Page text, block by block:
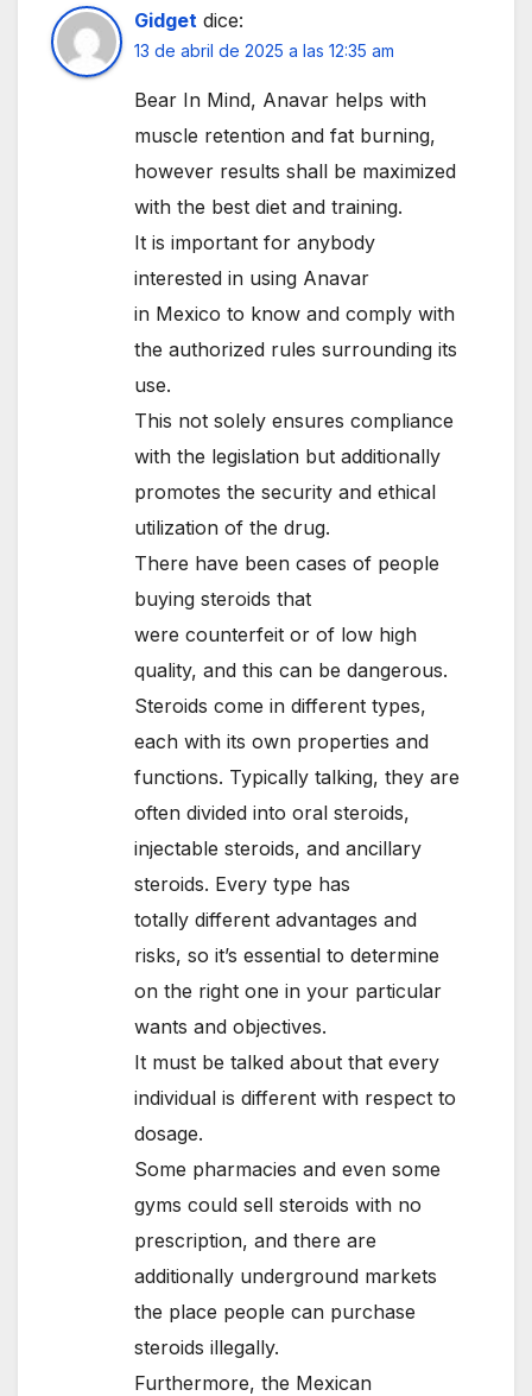
Gidget dice:
13 de abril de 2025 a las 12:35 am
Bear In Mind, Anavar helps with
muscle retention and fat burning,
however results shall be maximized
with the best diet and training.
It is important for anybody
interested in using Anavar
in Mexico to know and comply with
the authorized rules surrounding its
use.
This not solely ensures compliance
with the legislation but additionally
promotes the security and ethical
utilization of the drug.
There have been cases of people
buying steroids that
were counterfeit or of low high
quality, and this can be dangerous.
Steroids come in different types,
each with its own properties and
functions. Typically talking, they are
often divided into oral steroids,
injectable steroids, and ancillary
steroids. Every type has
totally different advantages and
risks, so it’s essential to determine
on the right one in your particular
wants and objectives.
It must be talked about that every
individual is different with respect to
dosage.
Some pharmacies and even some
gyms could sell steroids with no
prescription, and there are
additionally underground markets
the place people can purchase
steroids illegally.
Furthermore, the Mexican